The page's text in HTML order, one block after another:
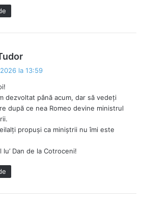
e
:
la 13:59
dezvoltat până acum, dar să vedeți
după ce nea Romeo devine ministrul
propuși ca miniștrii nu îmi este
lu’ Dan de la Cotroceni!